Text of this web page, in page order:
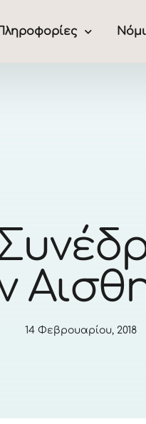
14 Φεβρουαρίου, 2018